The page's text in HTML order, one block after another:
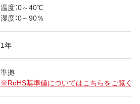
温度：0～40℃
湿度：0～90％
1年
準拠
※RoHS基準値についてはこちらをご覧くだ